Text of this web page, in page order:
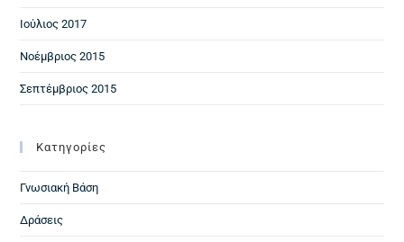
Ιούλιος 2017
Νοέμβριος 2015
Σεπτέμβριος 2015
Kατηγορίες
Γνωσιακή Βάση
Δράσεις